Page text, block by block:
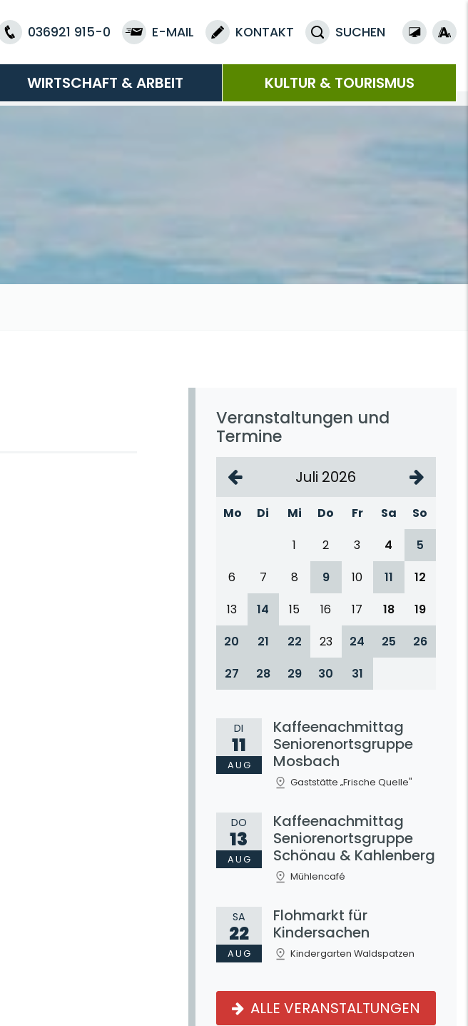
036921 915-0 E-MAIL KONTAKT SUCHEN
WIRTSCHAFT & ARBEIT KULTUR & TOURISMUS
Veranstaltungen und
Termine
Juli 2026
Mo Di Mi Do Fr Sa
So
1
2 3 4
5
6
7 8 9 10 11
12
13
14 15 16 17 18
19
20
21 22 23 24 25
26
27
28 29 30 31
DI
11
AUG
Kaffeenachmittag
Seniorenortsgruppe
Mosbach
Gaststätte „Frische Quelle"
DO
13
AUG
Kaffeenachmittag
Seniorenortsgruppe
Schönau & Kahlenberg
Mühlencafé
SA
22
AUG
Flohmarkt für
Kindersachen
Kindergarten Waldspatzen
ALLE VERANSTALTUNGEN